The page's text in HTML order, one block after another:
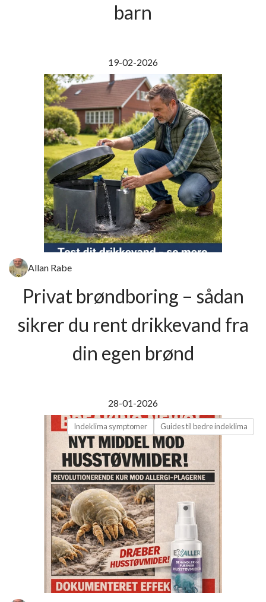
barn
19-02-2026
Allan Rabe
Privat brøndboring – sådan
sikrer du rent drikkevand fra
din egen brønd
28-01-2026
Indeklima symptomer Guides til bedre indeklima